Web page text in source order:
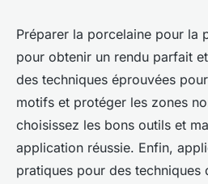
Peinture pour
conseils pour
son application
Ali•28 juillet 2024•3 min de lecture
Préparer la porcelaine pour la
pour obtenir un rendu parfait
des techniques éprouvées
motifs et protéger les zones
choisissez les bons outils et
application réussie. Enfin,
pratiques pour des techniques